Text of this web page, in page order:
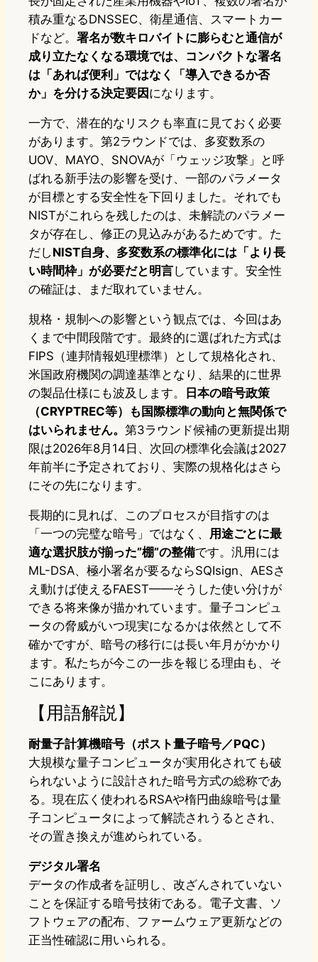
積み重なるDNSSEC、衛星通信、スマートカー
ドなど。 署名が数キロバイトに膨らむと通信が
成り立たなくなる環境では、コンパクトな署名
は「あれば便利」ではなく「導入できるか否
か」を分ける決定要因 になります。
一方で、潜在的なリスクも率直に見ておく必要
があります。第2ラウンドでは、多変数系の
UOV、MAYO、SNOVAが「ウェッジ攻撃」と呼
ばれる新手法の影響を受け、一部のパラメータ
が目標とする安全性を下回りました。それでも
NISTがこれらを残したのは、未解読のパラメー
タが存在し、修正の見込みがあるためです。た
だしNIST自身、多変数系の標準化には「より長
い時間枠」が必要だと明言しています。安全性
の確証は、まだ取れていません。
規格・規制への影響という観点では、今回はあ
くまで中間段階です。最終的に選ばれた方式は
FIPS（連邦情報処理標準）として規格化され、
米国政府機関の調達基準となり、結果的に世界
の製品仕様にも波及します。
日本の暗号政策
（CRYPTREC等）も国際標準の動向と無関係で
はいられません。 第3ラウンド候補の更新提出期
限は2026年8月14日、次回の標準化会議は2027
年前半に予定されており、実際の規格化はさら
にその先になります。
長期的に見れば、このプロセスが目指すのは
「一つの完璧な暗号」ではなく、 用途ごとに最
適な選択肢が揃った”棚”の整備です。汎用には
ML-DSA、極小署名が要るならSQIsign、AESさ
え動けば使えるFAEST——そうした使い分けが
できる将来像が描かれています。量子コンピュ
ータの脅威がいつ現実になるかは依然として不
確かですが、暗号の移行には長い年月がかかり
ます。私たちが今この一歩を報じる理由も、そ
こにあります。
【用語解説】
耐量子計算機暗号（ポスト量子暗号／PQC）
大規模な量子コンピュータが実用化されても破
られないように設計された暗号方式の総称であ
る。現在広く使われるRSAや楕円曲線暗号は量
子コンピュータによって解読されうるとされ、
その置き換えが進められている。
デジタル署名
データの作成者を証明し、改ざんされていない
ことを保証する暗号技術である。電子文書、ソ
フトウェアの配布、ファームウェア更新などの
正当性確認に用いられる。